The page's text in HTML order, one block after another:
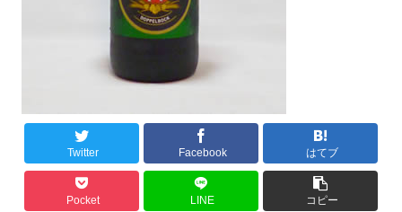
Twitter Facebook はてブ
Pocket LINE コピー